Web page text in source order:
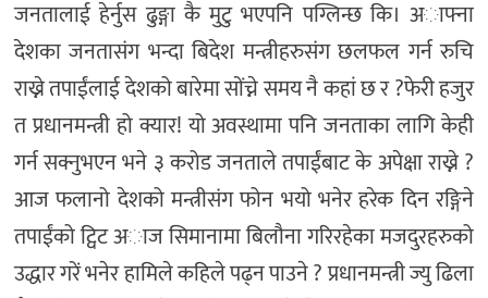
जनतालाई हेर्नुस ढुङ्गा कै मुटु भएपनि पग्लिन्छ कि। अाफ्ना
देशका जनतासंग भन्दा बिदेश मन्त्रीहरुसंग छलफल गर्न रुचि
राख्ने तपाईंलाई देशको बारेमा सोंच्ने समय नै कहां छ र ?फेरी हजुर
त प्रधानमन्त्री हो क्यार! यो अवस्थामा पनि जनताका लागि केही
गर्न सक्नुभएन भने ३ करोड जनताले तपाईंबाट के अपेक्षा राख्ने ?
आज फलानो देशको मन्त्रीसंग फोन भयो भनेर हरेक दिन रङ्गिने
तपाईंको ट्विट अाज सिमानामा बिलौना गरिरहेका मजदुरहरुको
उद्धार गरें भनेर हामिले कहिले पढ्न पाउने ? प्रधानमन्त्री ज्यु ढिला